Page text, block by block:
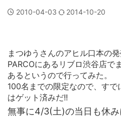
2010-04-03 2014-10-20
まつゆうさんのアヒル口本の
PARCOにあるリブロ渋谷店で
あるというので行ってみた。
100名までの限定なので、す
はゲット済みだ!!
無事に4/3(土)の当日も休